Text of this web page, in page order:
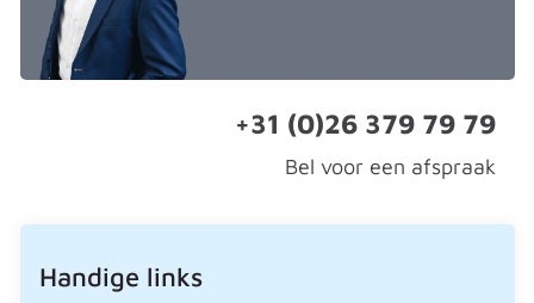
+31 (0)26 379 79 79
Bel voor een afspraak
Handige links